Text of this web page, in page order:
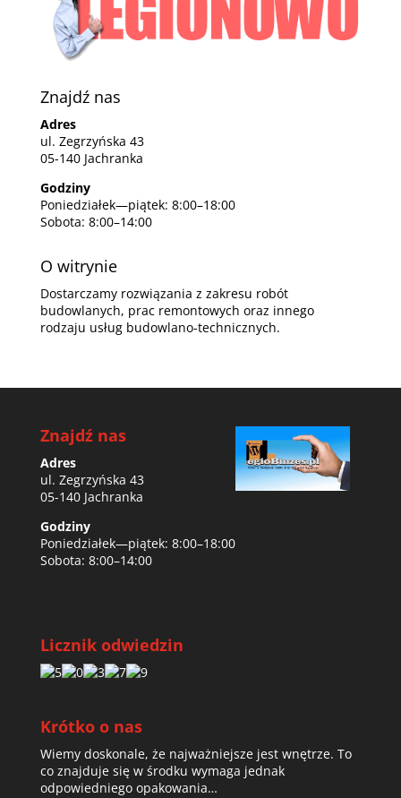
Znajdź nas
Adres
ul. Zegrzyńska 43
05-140 Jachranka
Godziny
Poniedziałek—piątek: 8:00–18:00
Sobota: 8:00–14:00
O witrynie
Dostarczamy rozwiązania z zakresu robót
budowlanych, prac remontowych oraz innego
rodzaju usług budowlano-technicznych.
Znajdź nas
Adres
ul. Zegrzyńska 43
05-140 Jachranka
Godziny
Poniedziałek—piątek: 8:00–18:00
Sobota: 8:00–14:00
Licznik odwiedzin
Krótko o nas
Wiemy doskonale, że najważniejsze jest wnętrze. To
co znajduje się w środku wymaga jednak
odpowiedniego opakowania…